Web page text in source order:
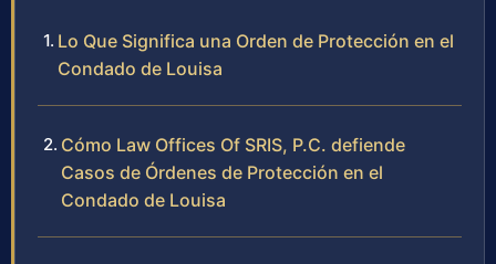
Lo Que Significa una Orden de Protección en el
Condado de Louisa
Cómo Law Offices Of SRIS, P.C. defiende
Casos de Órdenes de Protección en el
Condado de Louisa